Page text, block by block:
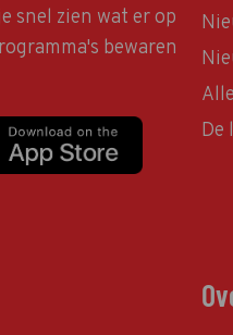
snel zien wat er op
bewaren
De